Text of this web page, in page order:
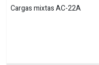
Cargas mixtas AC-22A